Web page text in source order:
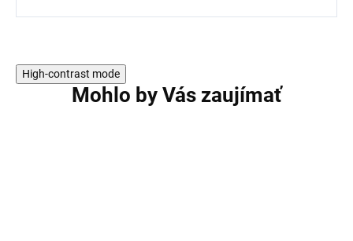
High-contrast mode
Mohlo by Vás zaujímať